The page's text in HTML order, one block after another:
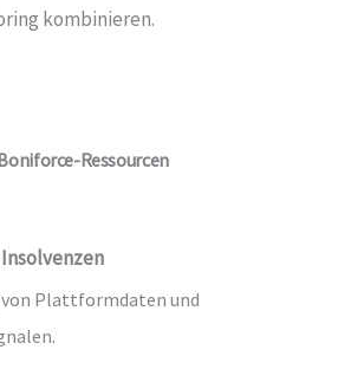
kombinieren.
Ressourcen
Plattformdaten und